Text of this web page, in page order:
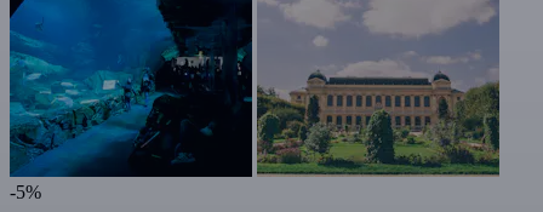
-5%